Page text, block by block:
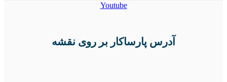
Youtube
آدرس پارساکار بر روی نقشه